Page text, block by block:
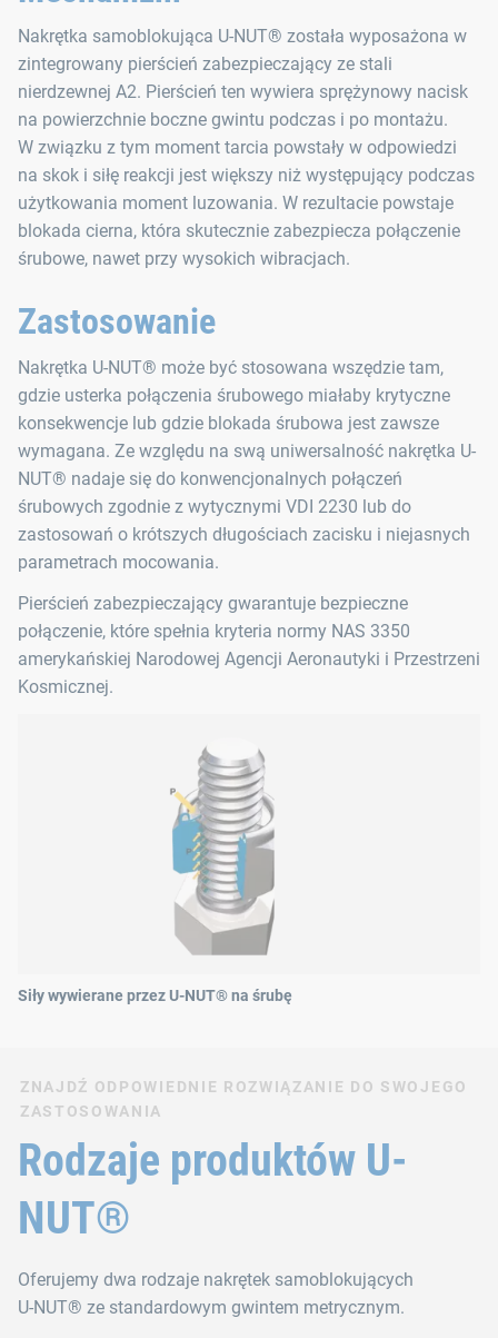
Nakrętka samoblokująca U-NUT® została wyposażona w
zintegrowany pierścień zabezpieczający ze stali
nierdzewnej A2. Pierścień ten wywiera sprężynowy nacisk
na powierzchnie boczne gwintu podczas i po montażu.
W związku z tym moment tarcia powstały w odpowiedzi
na skok i siłę reakcji jest większy niż występujący podczas
użytkowania moment luzowania. W rezultacie powstaje
blokada cierna, która skutecznie zabezpiecza połączenie
śrubowe, nawet przy wysokich wibracjach.
Zastosowanie
Nakrętka U-NUT® może być stosowana wszędzie tam,
gdzie usterka połączenia śrubowego miałaby krytyczne
konsekwencje lub gdzie blokada śrubowa jest zawsze
wymagana. Ze względu na swą uniwersalność nakrętka U-
NUT® nadaje się do konwencjonalnych połączeń
śrubowych zgodnie z wytycznymi VDI 2230 lub do
zastosowań o krótszych długościach zacisku i niejasnych
parametrach mocowania.
Pierścień zabezpieczający gwarantuje bezpieczne
połączenie, które spełnia kryteria normy NAS 3350
amerykańskiej Narodowej Agencji Aeronautyki i Przestrzeni
Kosmicznej.
Siły wywierane przez U-NUT® na śrubę
ZNAJDŹ ODPOWIEDNIE ROZWIĄZANIE DO SWOJEGO
ZASTOSOWANIA
Rodzaje produktów U-
NUT®
Oferujemy dwa rodzaje nakrętek samoblokujących
U‑NUT® ze standardowym gwintem metrycznym.